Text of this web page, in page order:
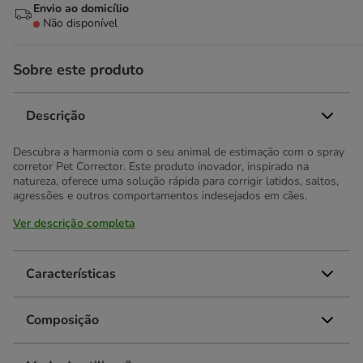
Envio ao domicílio
Não disponível
Sobre este produto
Descrição
Descubra a harmonia com o seu animal de estimação com o spray
corretor Pet Corrector. Este produto inovador, inspirado na
natureza, oferece uma solução rápida para corrigir latidos, saltos,
agressões e outros comportamentos indesejados em cães.
Ver descrição completa
Características
Composição